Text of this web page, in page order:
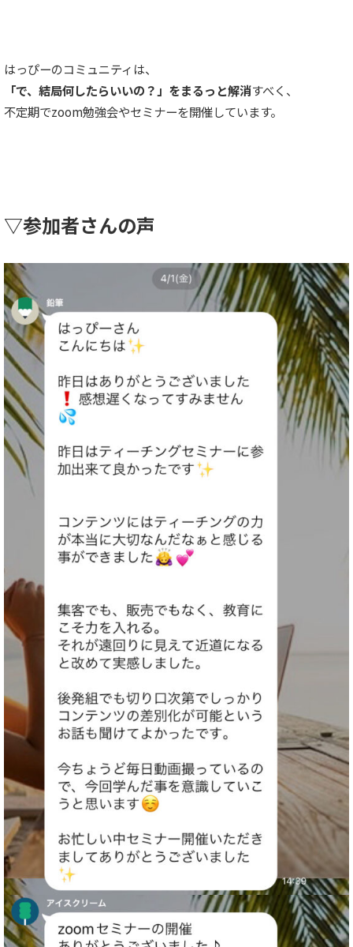
はっぴーのコミュニティは、
「で、結局何したらいいの？」をまるっと解消すべく、
不定期でzoom勉強会やセミナーを開催しています。
▽参加者さんの声